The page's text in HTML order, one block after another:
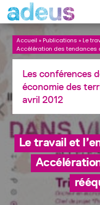
Accueil »Publications »Le
Accélération des tendances
Les conférences
économie des
avril 2012
Le travail et
Panneau de gestion des